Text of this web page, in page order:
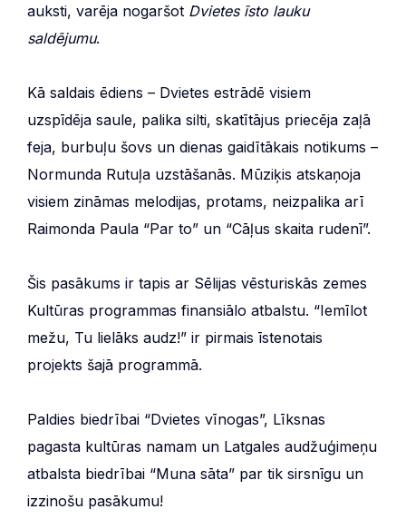
auksti, varēja nogaršot Dvietes īsto lauku
saldējumu.
Kā saldais ēdiens – Dvietes estrādē visiem
uzspīdēja saule, palika silti, skatītājus priecēja zaļā
feja, burbuļu šovs un dienas gaidītākais notikums –
Normunda Rutuļa uzstāšanās. Mūziķis atskaņoja
visiem zināmas melodijas, protams, neizpalika arī
Raimonda Paula “Par to” un “Cāļus skaita rudenī”.
Šis pasākums ir tapis ar Sēlijas vēsturiskās zemes
Kultūras programmas finansiālo atbalstu. “Iemīlot
mežu, Tu lielāks audz!” ir pirmais īstenotais
projekts šajā programmā.
Paldies biedrībai “Dvietes vīnogas”, Līksnas
pagasta kultūras namam un Latgales audžuģimeņu
atbalsta biedrībai “Muna sāta” par tik sirsnīgu un
izzinošu pasākumu!